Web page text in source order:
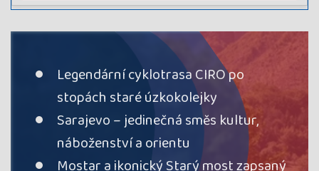
Legendární cyklotrasa CIRO po
stopách staré úzkokolejky
Sarajevo – jedinečná směs kultur,
náboženství a orientu
Mostar a ikonický Starý most zapsaný